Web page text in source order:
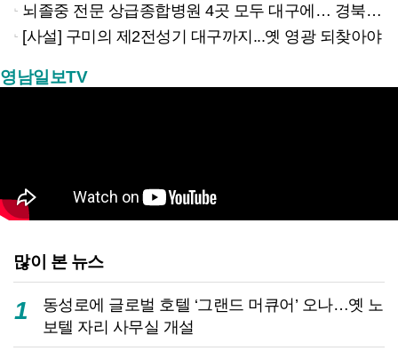
뇌졸중 전문 상급종합병원 4곳 모두 대구에… 경북은 골든타임 사각지대
[사설] 구미의 제2전성기 대구까지...옛 영광 되찾아야
영남일보TV
많이 본 뉴스
1
동성로에 글로벌 호텔 ‘그랜드 머큐어’ 오나…옛 노
보텔 자리 사무실 개설